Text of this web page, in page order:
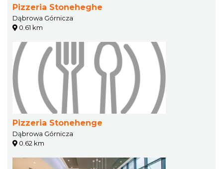
Pizzeria Stoneheghe
Dąbrowa Górnicza
0.61 km
Pizzeria Stonehenge
Dąbrowa Górnicza
0.62 km